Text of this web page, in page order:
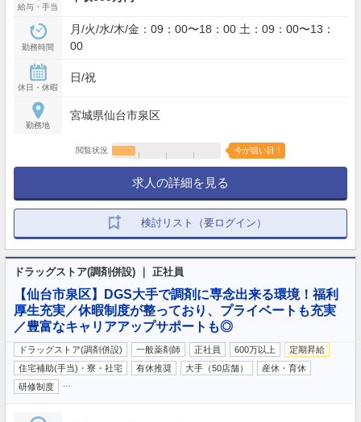
給与・手当
勤務時間
月/火/水/木/金：09：00〜18：00 土：09：00〜13：
00
休日・休暇
日/祝
勤務地
宮城県仙台市泉区
閲覧状況 今が狙い目！
求人の詳細を見る
検討リスト（要ログイン）
ドラッグストア(調剤併設) ｜ 正社員
【仙台市泉区】DGS大手で調剤に専念出来る環境！福利
厚生充実／休暇制度が整っており、プライベートも充実
／豊富なキャリアアップサポートも◎
ドラッグストア(調剤併設) 一般薬剤師 正社員 600万以上
定期昇給
住宅補助(手当)・寮・社宅
有休推奨 大手（50店舗）
産休・育休
研修制度